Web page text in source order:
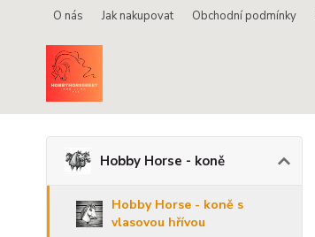
O nás Jak nakupovat Obchodní podmínky
Hobby Horse - koně
Hobby Horse - koně s
vlasovou hřívou